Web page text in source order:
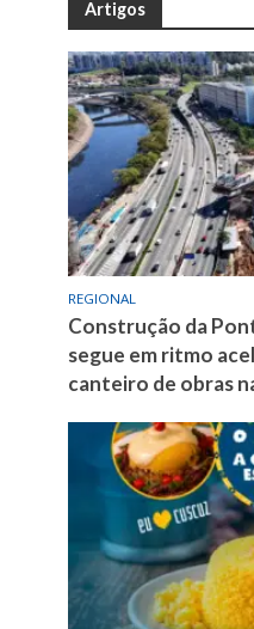
Artigos
REGIONAL
Construção da
segue em ritmo
canteiro de obras